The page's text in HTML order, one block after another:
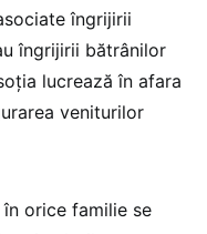
îngrijirii
îngrijirii bătrânilor
lucrează în afara
veniturilor
orice familie se